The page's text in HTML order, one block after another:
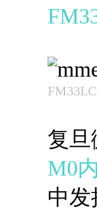
复旦
M0
中